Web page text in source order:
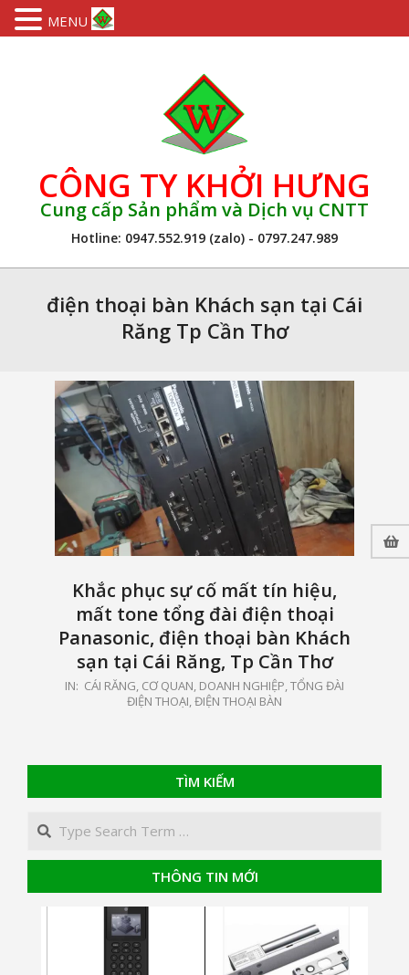
CÔNG TY KHỞI HƯNG
Cung cấp Sản phẩm và Dịch vụ CNTT
Hotline: 0947.552.919 (zalo) - 0797.247.989
Navigationđiện thoại bàn Khách sạn tại Cái
Răng Tp Cần Thơ
Khắc phục sự cố mất tín hiệu,
mất tone tổng đài điện thoại
Panasonic, điện thoại bàn Khách
sạn tại Cái Răng, Tp Cần Thơ
2025-
IN: CÁI RĂNG, CƠ QUAN, DOANH NGHIỆP,TỔNG ĐÀI
ĐIỆN THOẠI, ĐIỆN THOẠI BÀN
TÌM KIẾM
Search
THÔNG TIN MỚI
MENU